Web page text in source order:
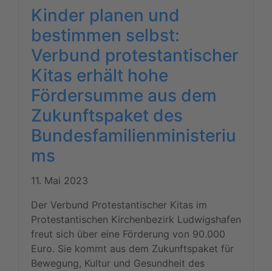
Kinder planen und
bestimmen selbst:
Verbund protestantischer
Kitas erhält hohe
Fördersumme aus dem
Zukunftspaket des
Bundesfamilienministeriu
ms
11. Mai 2023
Der Verbund Protestantischer Kitas im
Protestantischen Kirchenbezirk Ludwigshafen
freut sich über eine Förderung von 90.000
Euro. Sie kommt aus dem Zukunftspaket für
Bewegung, Kultur und Gesundheit des